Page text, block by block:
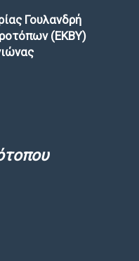
Γουλανδρή
(EKBY)